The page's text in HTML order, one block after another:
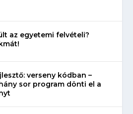
az egyetemi felvételi?
verseny kódban –
sor program dönti el a